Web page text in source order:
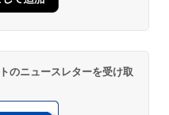
のニュースレターを受け取